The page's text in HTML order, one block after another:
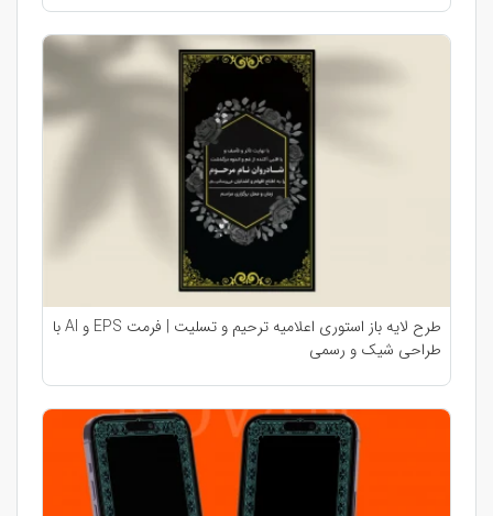
طرح لایه باز استوری اعلامیه ترحیم و تسلیت | فرمت EPS و AI با
طراحی شیک و رسمی